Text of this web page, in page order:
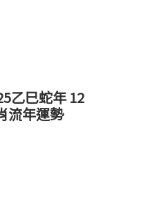
乙巳蛇年 12
流年運勢